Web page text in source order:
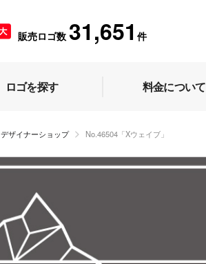
販売ロゴ数 31,651 件
ロゴを探す 料金について
デザイナーショップ No.46504「Xウェイブ」